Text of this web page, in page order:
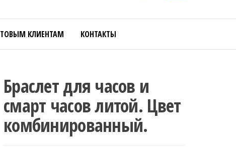
КЛИЕНТАМ КОНТАКТЫ
Браслет для часов и
смарт часов литой. Цвет
комбинированный.